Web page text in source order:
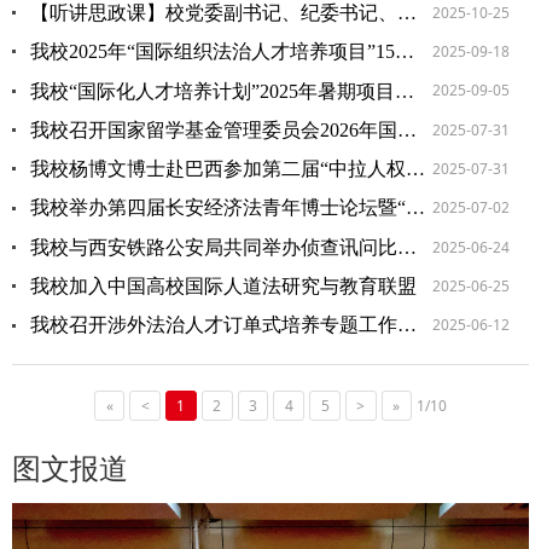
【听讲思政课】校党委副书记、纪委书记、监察专员刘志彬讲授专题思政课
2025-10-25
我校2025年“国际组织法治人才培养项目”15名硕士研究生顺利抵美开启沉浸式学习之旅
2025-09-18
我校“国际化人才培养计划”2025年暑期项目圆满落幕
2025-09-05
我校召开国家留学基金管理委员会2026年国别和区域研究人才支持计划申报工作线上推进会
2025-07-31
我校杨博文博士赴巴西参加第二届“中拉人权圆桌会” 2025-07-31
我校举办第四届长安经济法青年博士论坛暨“经邦济世”青年学术奖学金颁奖典礼 2025-07-02
我校与西安铁路公安局共同举办侦查讯问比武活动
2025-06-24
我校加入中国高校国际人道法研究与教育联盟
2025-06-25
我校召开涉外法治人才订单式培养专题工作会议
2025-06-12
« < 1 2 3 4 5 > » 1/10
图文报道